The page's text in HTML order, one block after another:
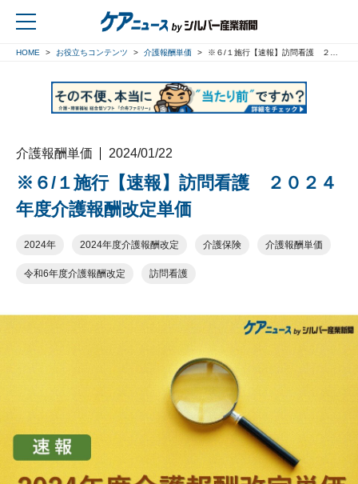
HOME お役立ちコンテンツ 介護報酬単価 ※６/１施行【速報】訪問看護 ２０２４年度介護報酬改定単価
介護報酬単価 2024/01/22
※６/１施行【速報】訪問看護 ２０２４
年度介護報酬改定単価
2024年 2024年度介護報酬改定 介護保険 介護報酬単価
令和6年度介護報酬改定 訪問看護